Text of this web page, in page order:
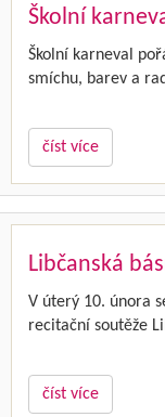
Školní
Školní karneval
smíchu, barev a
číst více
Libčanská
V úterý 10. února
recitační soutěže
číst více